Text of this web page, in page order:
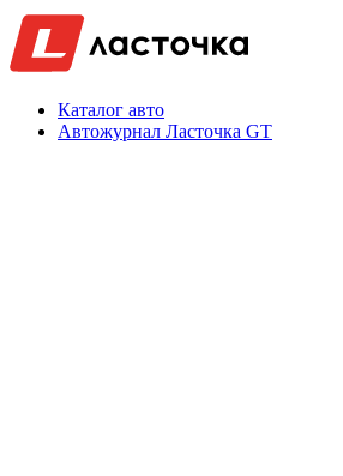
Каталог авто
Автожурнал Ласточка GT